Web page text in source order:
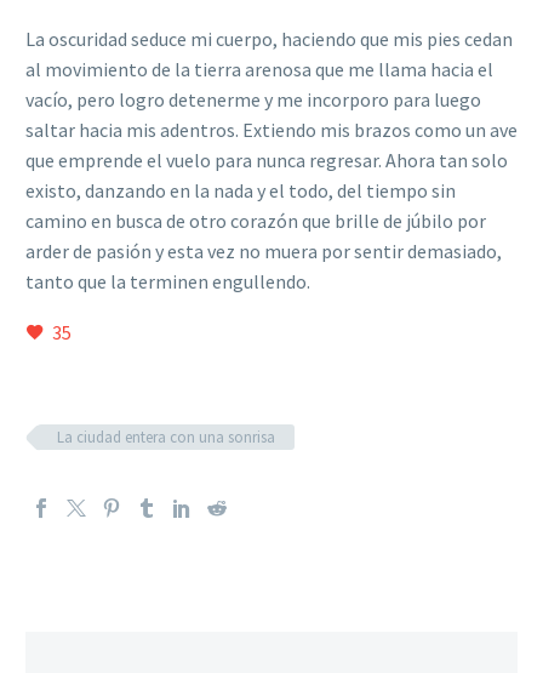
La oscuridad seduce mi cuerpo, haciendo que mis pies cedan
al movimiento de la tierra arenosa que me llama hacia el
vacío, pero logro detenerme y me incorporo para luego
saltar hacia mis adentros. Extiendo mis brazos como un ave
que emprende el vuelo para nunca regresar. Ahora tan solo
existo, danzando en la nada y el todo, del tiempo sin
camino en busca de otro corazón que brille de júbilo por
arder de pasión y esta vez no muera por sentir demasiado,
tanto que la terminen engullendo.
35
La ciudad entera con una sonrisa